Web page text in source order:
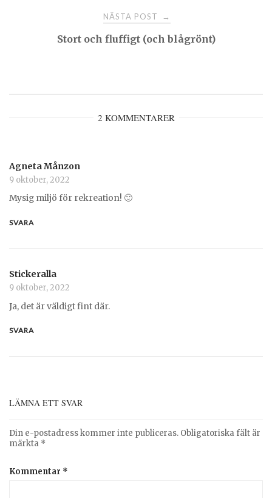
NÄSTA POST →
Stort och fluffigt (och blågrönt)
2 KOMMENTARER
Agneta Månzon
9 oktober, 2022
Mysig miljö för rekreation! 🙂
SVARA
Stickeralla
9 oktober, 2022
Ja, det är väldigt fint där.
SVARA
LÄMNA ETT SVAR
Din e-postadress kommer inte publiceras. Obligatoriska fält är
märkta *
Kommentar *